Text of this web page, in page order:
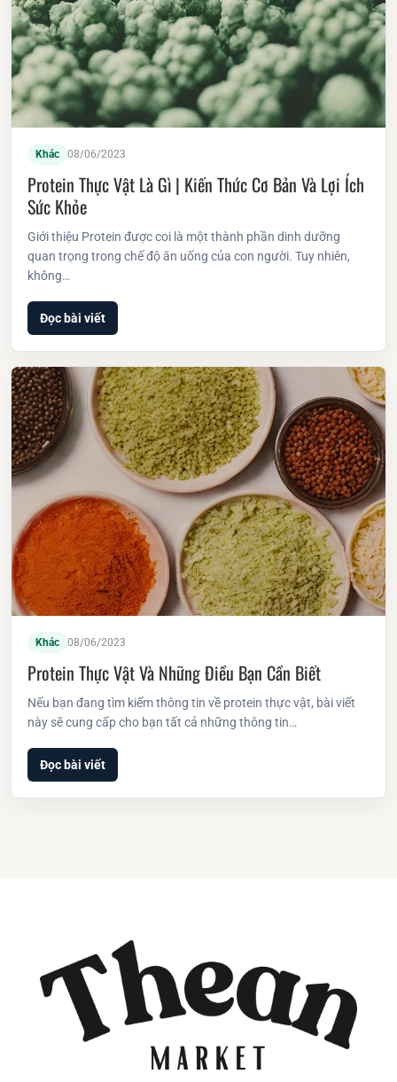
Khác 08/06/2023
Protein Thực Vật Là Gì | Kiến Thức Cơ Bản Và Lợi Ích
Sức Khỏe
Giới thiệu Protein được coi là một thành phần dinh dưỡng
quan trọng trong chế độ ăn uống của con người. Tuy nhiên,
không…
Đọc bài viết
Khác 08/06/2023
Protein Thực Vật Và Những Điều Bạn Cần Biết
Nếu bạn đang tìm kiếm thông tin về protein thực vật, bài viết
này sẽ cung cấp cho bạn tất cả những thông tin…
Đọc bài viết